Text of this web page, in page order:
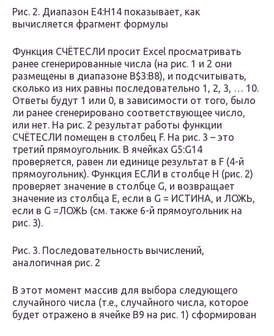
Рис. 2. Диапазон Е4:Н14 показывает, как
вычисляется фрагмент формулы
Функция СЧЁТЕСЛИ просит Excel просматривать
ранее сгенерированные числа (на рис. 1 и 2 они
размещены в диапазоне B$3:B8), и подсчитывать,
сколько из них равны последовательно 1, 2, 3, … 10.
Ответы будут 1 или 0, в зависимости от того, было
ли ранее сгенерировано соответствующее число,
или нет. На рис. 2 результат работы функции
СЧЁТЕСЛИ помещен в столбец F. На рис. 3 – это
третий прямоугольник. В ячейках G5:G14
проверяется, равен ли единице результат в F (4-й
прямоугольник). Функция ЕСЛИ в столбце Н (рис. 2)
проверяет значение в столбце G, и возвращает
значение из столбца Е, если в G = ИСТИНА, и ЛОЖЬ,
если в G =ЛОЖЬ (см. также 6-й прямоугольник на
рис. 3).
Рис. 3. Последовательность вычислений,
аналогичная рис. 2
В этот момент массив для выбора следующего
случайного числа (т.е., случайного числа, которое
будет отражено в ячейке В9 на рис. 1) сформирован